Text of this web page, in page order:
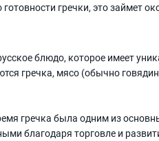
готовности гречки, это займет
блюдо, которое имеет
гречка, мясо (обычно
гречка была одним из
благодаря торговле и